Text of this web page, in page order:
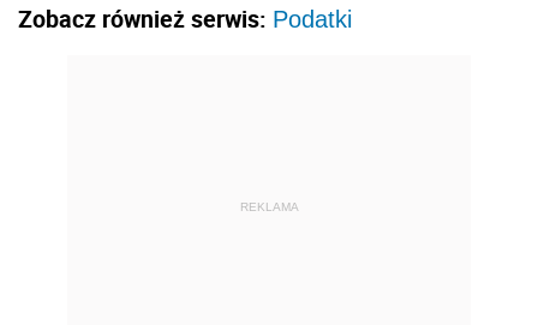
Zobacz również serwis: Podatki
REKLAMA